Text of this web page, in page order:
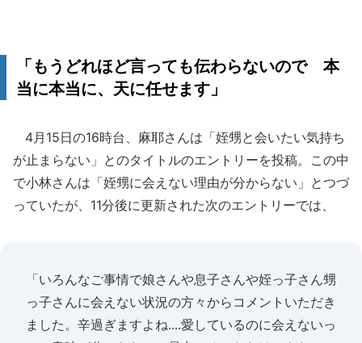
「もうどれほど言っても伝わらないので 本
当に本当に、天に任せます」
4月15日の16時台、麻耶さんは「姪甥と会いたい気持ち
が止まらない」とのタイトルのエントリーを投稿。この中
で小林さんは「姪甥に会えない理由が分からない」とつづ
っていたが、11分後に更新された次のエントリーでは、
「いろんなご事情で娘さんや息子さんや姪っ子さん甥
っ子さんに会えない状況の方々からコメントいただき
ました。辛過ぎますよね....愛しているのに会えないっ